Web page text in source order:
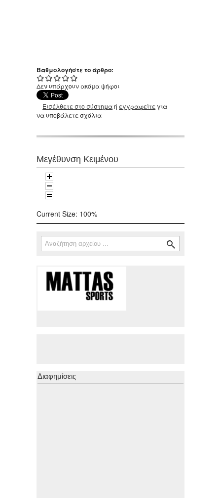
Βαθμολογήστε το άρθρο:
Δεν υπάρχουν ακόμα ψήφοι
Εισέλθετε στο σύστημαή εγγραφείτε για
να υποβάλετε σχόλια
Μεγέθυνση Κειμένου
Current Size: 100%
Φόρμα αναζήτησης
Αναζήτηση
Διαφημίσεις